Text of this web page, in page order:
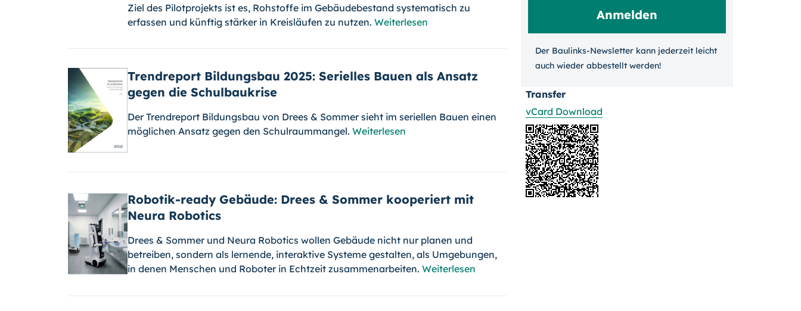
Ziel des Pilotprojekts ist es, Rohstoffe im Gebäudebestand systematisch zu
erfassen und künftig stärker in Kreisläufen zu nutzen. Weiterlesen
Trendreport Bildungsbau 2025: Serielles Bauen als Ansatz
gegen die Schulbaukrise
Der Trendreport Bildungsbau von Drees & Sommer sieht im seriellen Bauen einen
möglichen Ansatz gegen den Schulraummangel. Weiterlesen
Robotik-ready Gebäude: Drees & Sommer kooperiert mit
Neura Robotics
Drees & Sommer und Neura Robotics wollen Gebäude nicht nur planen und
betreiben, sondern als lernende, interaktive Systeme gestalten, als Umgebungen,
in denen Menschen und Roboter in Echtzeit zusammenarbeiten. Weiterlesen
Der Baulinks-Newsletter kann jeder­zeit leicht
auch wieder ab­bestellt werden!
Transfer
vCard Download